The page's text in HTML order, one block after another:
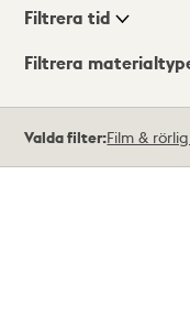
Visningsläge
Filtrera tid
Filtrera
träffar
Valda filter:Film &